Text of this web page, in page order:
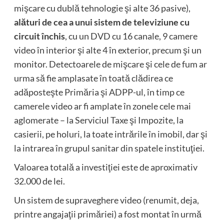
mişcare cu dublă tehnologie şi alte 36 pasive),
alături de cea a unui sistem de televiziune cu
circuit închis, cu un DVD cu 16 canale, 9 camere
video în interior şi alte 4 în exterior, precum şi un
monitor. Detectoarele de mişcare şi cele de fum ar
urma să fie amplasate în toată clădirea ce
adăposteşte Primăria şi ADPP-ul, în timp ce
camerele video ar fi amplate în zonele cele mai
aglomerate – la Serviciul Taxe şi Impozite, la
casierii, pe holuri, la toate intrările în imobil, dar şi
la intrarea în grupul sanitar din spatele instituţiei.
Valoarea totală a investiţiei este de aproximativ
32.000 de lei.
Un sistem de supraveghere video (renumit, deja,
printre angajaţii primăriei) a fost montat în urmă